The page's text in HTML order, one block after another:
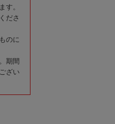
す。
ださ
のに
期間
ざい